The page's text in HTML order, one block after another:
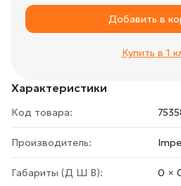
Характеристики
Код товара:
Производитель:
Габариты (Д Ш В): 0 ×
Добавить в
Купить в 1